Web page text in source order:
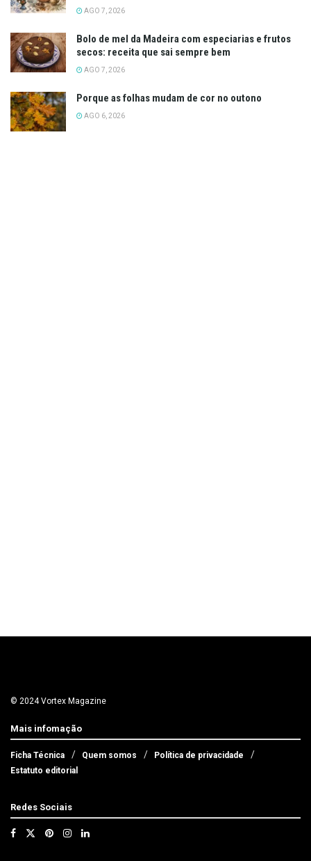
AGO 7, 2026
Bolo de mel da Madeira com especiarias e frutos
secos: receita que sai sempre bem
AGO 7, 2026
Porque as folhas mudam de cor no outono
AGO 6, 2026
© 2024 Vortex Magazine
Mais infomação
Ficha Técnica Quem somos
Política de privacidade
Estatuto editorial
Redes Sociais